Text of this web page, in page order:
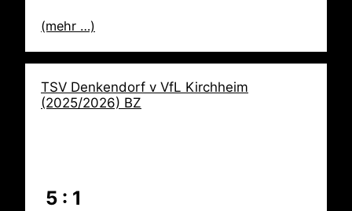
(mehr …)
TSV Denkendorf v VfL Kirchheim
(2025/2026) BZ
5 : 1